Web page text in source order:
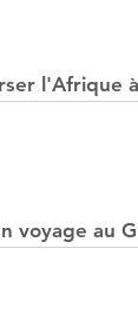
l'Afrique
voyage au